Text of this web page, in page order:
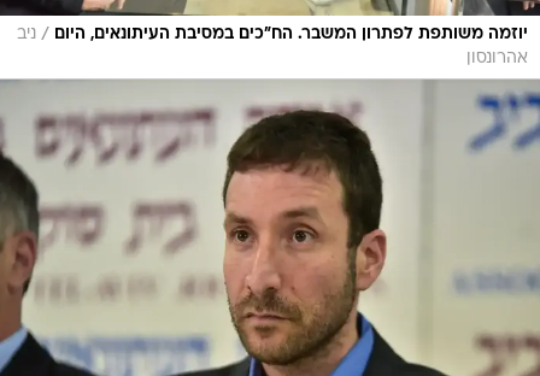
יוזמה משותפת לפתרון המשבר. הח"כים במסיבת העיתונאים, היום / ניב
אהרונסון